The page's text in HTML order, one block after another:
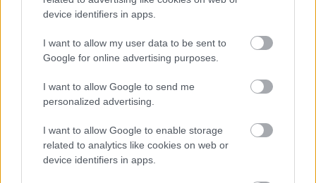
device identifiers in apps.
I want to allow my user data to be sent to
Google for online advertising purposes.
I want to allow Google to send me
personalized advertising.
I want to allow Google to enable storage
related to analytics like cookies on web or
device identifiers in apps.
Terme di Caracalla (Λουτρά του
Καρακάλλα)